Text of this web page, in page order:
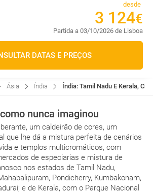
desde
3 124€
Partida a 03/10/2026 de Lisboa
DATAS E PREÇOS
Ásia Índia Índia: Tamil Nadu E Kerala,
nunca imaginou
um caldeirão de cores, um
que lhe dá a mistura perfeita de cenários
e templos multicromáticos, com
de especiarias e mistura de
nos estados de Tamil Nadu,
Pondicherry, Kumbakonam,
e de Kerala, com o Parque Nacional